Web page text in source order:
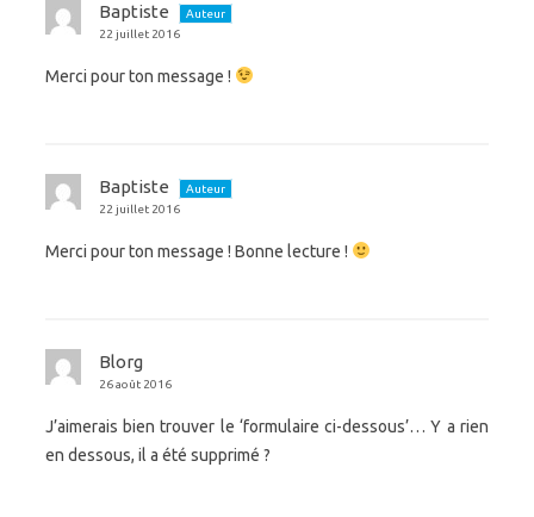
Baptiste
Auteur
22 juillet 2016
Merci pour ton message !
Baptiste
Auteur
22 juillet 2016
Merci pour ton message ! Bonne lecture !
Blorg
26 août 2016
J’aimerais bien trouver le ‘formulaire ci-dessous’… Y a rien
en dessous, il a été supprimé ?